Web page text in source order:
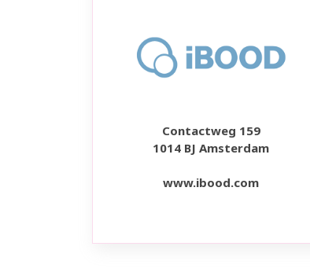
Contactweg 159
1014 BJ Amsterdam
www.ibood.com